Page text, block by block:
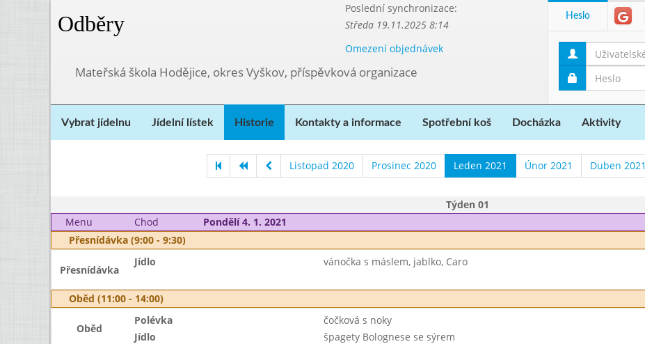
Odběry
Poslední synchronizace:
Středa 19.11.2025 8:14
Omezení objednávek
Mateřská škola Hodějice, okres Vyškov, příspěvková organizace
Heslo
Vybrat jídelnu Jídelní lístek Historie Kontakty a informace Spotřební koš Docházka Aktivity
Listopad 2020 Prosinec 2020 Leden 2021 Únor 2021 Duben 2021
Týden 01
Menu
Chod Pondělí 4. 1. 2021
Přesnídávka (9:00 - 9:30)
Přesnídávka
Jídlo vánočka s máslem, jablko, Caro
Oběd (11:00 - 14:00)
Oběd
Polévka čočková s noky
Jídlo
špagety Bolognese se sýrem